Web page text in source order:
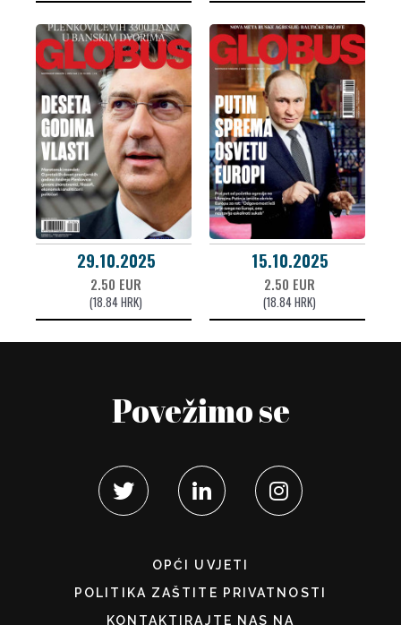
29.10.2025
2.50 EUR
(18.84 HRK)
15.10.2025
2.50 EUR
(18.84 HRK)
Povežimo se
OPĆI UVJETI
POLITIKA ZAŠTITE PRIVATNOSTI
KONTAKTIRAJTE NAS NA